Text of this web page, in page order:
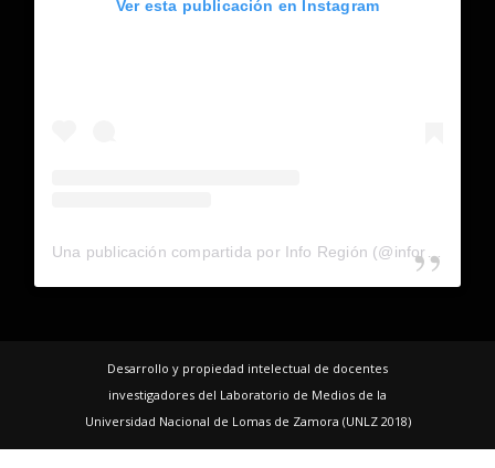
Ver esta publicación en Instagram
Desarrollo y propiedad intelectual de docentes
investigadores del Laboratorio de Medios de la
Universidad Nacional de Lomas de Zamora (UNLZ 2018)